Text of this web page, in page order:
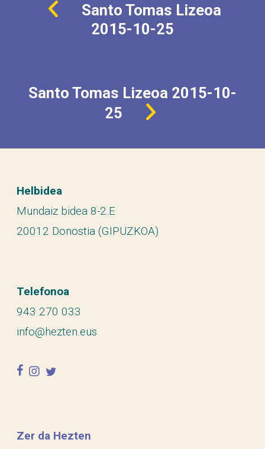
Santo Tomas Lizeoa
2015-10-25
Santo Tomas Lizeoa 2015-10-
25
Helbidea
Mundaiz bidea 8-2.E
20012 Donostia (GIPUZKOA)
Telefonoa
943 270 033
info@hezten.eus
facebook
instagram
twitter
Zer da Hezten